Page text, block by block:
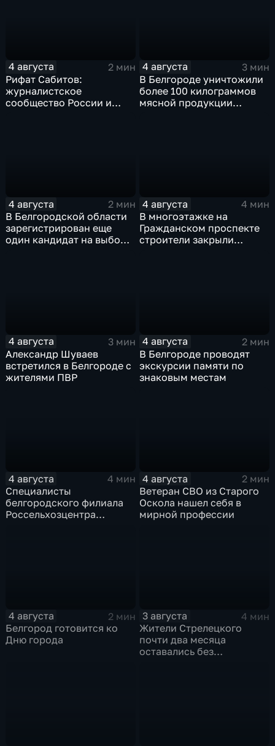
4 августа
2 мин
Рифат Сабитов:
журналистское
сообщество России и
4 августа
3 мин
В Белгороде уничтожили
более 100 килограммов
мясной продукции
4 августа
2 мин
В Белгородской области
зарегистрирован еще
один кандидат на выборы
4 августа
4 мин
В многоэтажке на
Гражданском проспекте
строители закрыли
4 августа
3 мин
Александр Шуваев
встретился в Белгороде с
жителями ПВР
4 августа
2 мин
В Белгороде проводят
экскурсии памяти по
знаковым местам
4 августа
4 мин
Специалисты
белгородского филиала
Россельхозцентра
4 августа
2 мин
Ветеран СВО из Старого
Оскола нашел себя в
мирной профессии
4 августа
2 мин
Белгород готовится ко
Дню города
3 августа
4 мин
Жители Стрелецкого
почти два месяца
оставались без